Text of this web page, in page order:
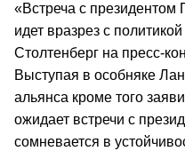
«Встреча с
идет вразрез с
Столтенберг на пресс-
Выступая в особняке
альянса кроме того
ожидает встречи с
сомневается в